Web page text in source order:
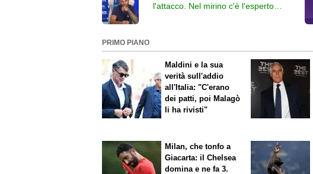
l'attacco. Nel mirino c'è l'esperto
PRIMO PIANO
Maldini e la sua
verità sull'addio
all'Italia: "C'erano
dei patti, poi Malagò
li ha rivisti"
Milan, che tonfo a
Giacarta: il Chelsea
domina e ne fa 3.